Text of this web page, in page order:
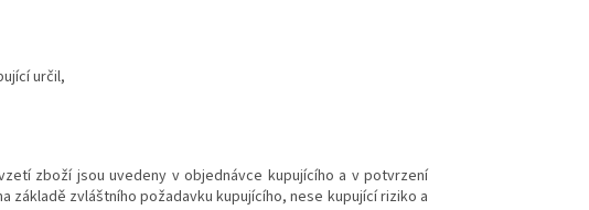
určil,
zboží jsou uvedeny v objednávce kupujícího a v potvrzení
zvláštního požadavku kupujícího, nese kupující riziko a